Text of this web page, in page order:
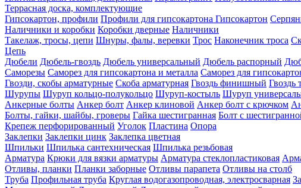
Террасная доска, комплектующие
Гипсокартон, профили Профили для гипсокартона Гипсокартон
Наличники и коробки Коробки дверные Наличники
Такелаж, тросы, цепи Шнуры, фалы, веревки Трос Наконечник троса
Цепь
Дюбели Дюбель-гвоздь Дюбель универсальный Дюбель распорный
Саморезы Саморез для гипсокартона и металла Саморез для
Гвозди, скобы арматурные Скоба арматурная Гвоздь финишный Гвоздь
Шурупы Шуруп кольцо-полукольцо Шуруп-костыль Шуруп
Анкерные болты Анкер болт Анкер клиновой Анкер болт с крючком
Болты, гайки, шайбы, гроверы Гайка шестигранная Болт c
Крепеж перфорированный Уголок Пластина Опора
Заклепки Заклепки цинк Заклепка цветная
Шпильки Шпилька сантехническая Шпилька резьбовая
Арматура Крюки для вязки арматуры Арматура стеклопластиковая
Отливы, планки Планки заборные Отливы парапета Отливы на столб
Труба Профильная труба Круглая водогазопроводная, электросварная